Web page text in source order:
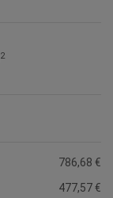
2
786,68 €
477,57 €